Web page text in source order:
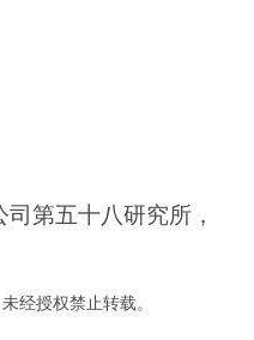
司第五十八研究所，
经授权禁止转载。